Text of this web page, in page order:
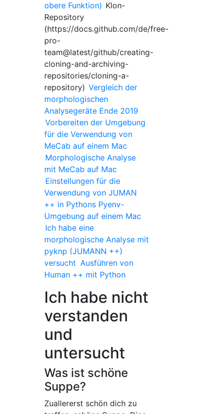
obere Funktion) Klon-
Repository
(https://docs.github.com/de/free-
pro-
team@latest/github/creating-
cloning-and-archiving-
repositories/cloning-a-
repository) Vergleich der
morphologischen
Analysegeräte Ende 2019
Vorbereiten der Umgebung
für die Verwendung von
MeCab auf einem Mac
Morphologische Analyse
mit MeCab auf Mac
Einstellungen für die
Verwendung von JUMAN
++ in Pythons Pyenv-
Umgebung auf einem Mac
Ich habe eine
morphologische Analyse mit
pyknp (JUMANN ++)
versucht Ausführen von
Human ++ mit Python
Ich habe nicht
verstanden
und
untersucht
Was ist schöne
Suppe?
Zuallererst schön dich zu